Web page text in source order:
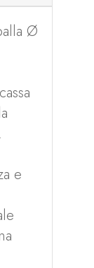
Ø
e